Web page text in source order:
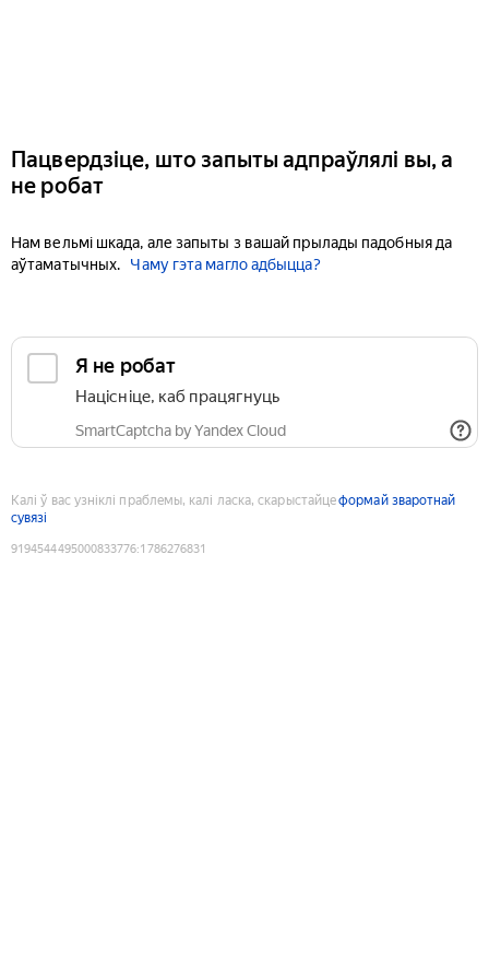
Пацвердзіце, што запыты адпраўлялі вы, а
не робат
Нам вельмі шкада, але запыты з вашай прылады падобныя да
аўтаматычных.
Чаму гэта магло адбыцца?
Я не робат
Націсніце, каб працягнуць
SmartCaptcha by Yandex Cloud
Калі ў вас узніклі праблемы, калі ласка, скарыстайцеформай зваротнай
сувязі
9194544495000833776:1786276831